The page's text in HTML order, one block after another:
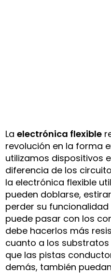
Laelectrónica flexible
revolución en la forma
utilizamos dispositivos
diferencia de los
la electrónica flexible
pueden doblarse,
perder su
puede pasar con los
debe hacerlos más
cuanto a los
que las pistas
demás, también